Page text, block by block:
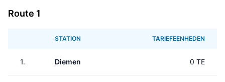
Route 1
STATION TARIEFEENHEDEN
1. Diemen 0 TE